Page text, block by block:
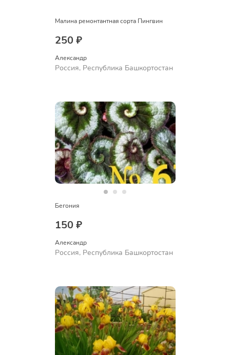
Малина ремонтантная сорта Пингвин
250 ₽
Александр
Россия, Республика Башкортостан
Бегония
150 ₽
Александр
Россия, Республика Башкортостан